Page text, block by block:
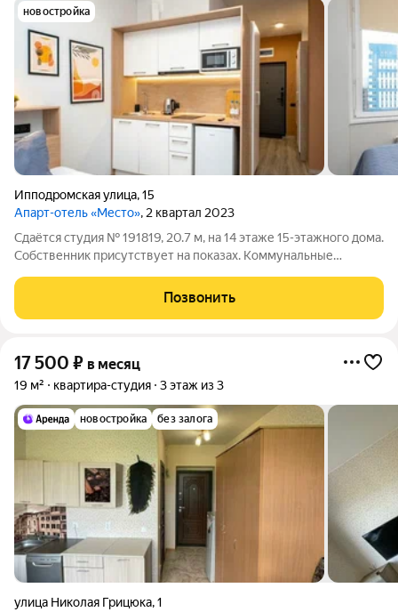
новостройка
Ипподромская улица,15
Апарт-отель «Место», 2 квартал 2023
Сдаётся студия № 191819, 20.7 м, на 14 этаже 15-этажного дома.
Собственник присутствует на показах. Коммунальные
отдельно. По условиям проживания: без детей, без питомцев.
Из техники в квартире:
Позвонить
17 500 ₽ в месяц
19 м² квартира-студия 3 этаж из 3
новостройка без залога
улица Николая Грицюка,1